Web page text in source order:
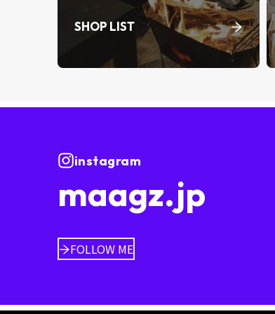
SHOP LIST
instagram
maagz.jp
FOLLOW ME